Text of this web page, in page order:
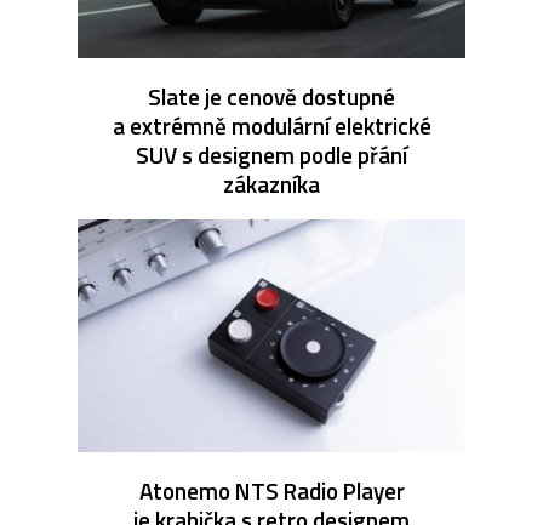
Slate je cenově dostupné
a extrémně modulární elektrické
SUV s designem podle přání
zákazníka
Atonemo NTS Radio Player